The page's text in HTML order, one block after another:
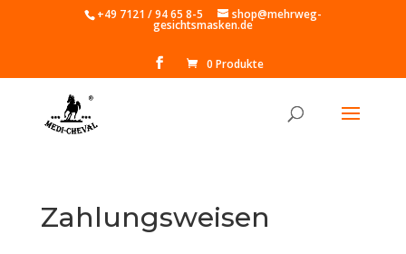
+49 7121 / 94 65 8-5 shop@mehrweg-
gesichtsmasken.de
0 Produkte
Zahlungsweisen